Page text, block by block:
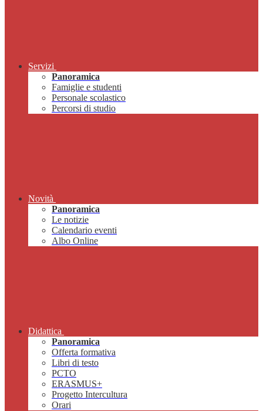
Servizi
Panoramica
Famiglie e studenti
Personale scolastico
Percorsi di studio
Novità
Panoramica
Le notizie
Calendario eventi
Albo Online
Didattica
Panoramica
Offerta formativa
Libri di testo
PCTO
ERASMUS+
Progetto Intercultura
Orari